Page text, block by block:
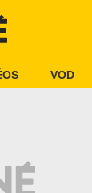
VOD